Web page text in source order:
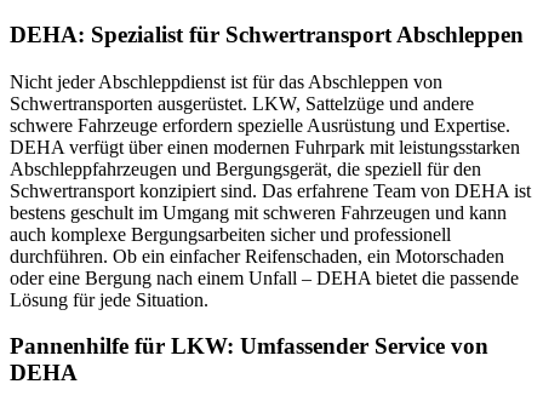
DEHA: Spezialist für Schwertransport Abschleppen
Nicht jeder Abschleppdienst ist für das Abschleppen von
Schwertransporten ausgerüstet. LKW, Sattelzüge und andere
schwere Fahrzeuge erfordern spezielle Ausrüstung und Expertise.
DEHA verfügt über einen modernen Fuhrpark mit leistungsstarken
Abschleppfahrzeugen und Bergungsgerät, die speziell für den
Schwertransport konzipiert sind. Das erfahrene Team von DEHA ist
bestens geschult im Umgang mit schweren Fahrzeugen und kann
auch komplexe Bergungsarbeiten sicher und professionell
durchführen. Ob ein einfacher Reifenschaden, ein Motorschaden
oder eine Bergung nach einem Unfall – DEHA bietet die passende
Lösung für jede Situation.
Pannenhilfe für LKW: Umfassender Service von
DEHA